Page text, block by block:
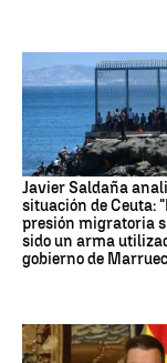
Javier Saldaña
situación de Ceuta:
presión migratoria
sido un arma
gobierno de